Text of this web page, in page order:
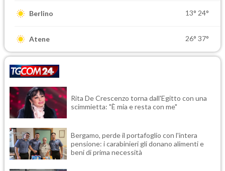
Berlino 13° 24°
Atene 26° 37°
Rita De Crescenzo torna dall'Egitto con una
scimmietta: "È mia e resta con me"
Bergamo, perde il portafoglio con l'intera
pensione: i carabinieri gli donano alimenti e
beni di prima necessità